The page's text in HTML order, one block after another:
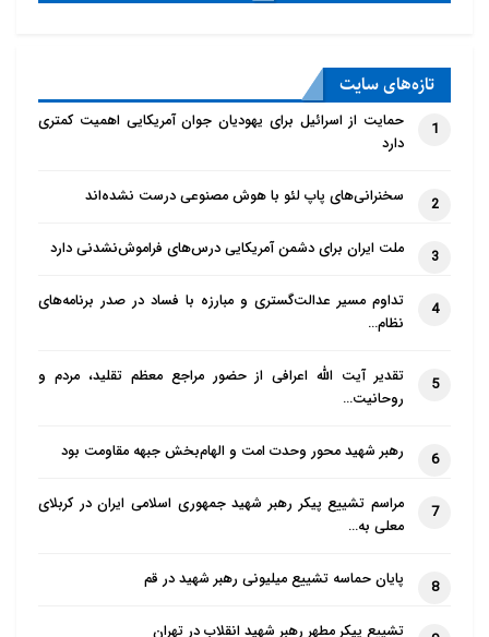
تازه‌‌های سایت
1
حمایت از اسرائیل برای یهودیان جوان آمریکایی اهمیت کمتری
دارد
2 سخنرانی‌های پاپ لئو با هوش مصنوعی درست نشده‌اند
3 ملت ایران برای دشمن آمریکایی درس‌های فراموش‌نشدنی دارد
4
تداوم مسیر عدالت‌گستری و مبارزه با فساد در صدر برنامه‌های
نظام…
5
تقدیر آیت الله اعرافی از حضور مراجع معظم تقلید، مردم و
روحانیت…
6 رهبر شهید محور وحدت امت و الهام‌بخش جبهه مقاومت بود
7
مراسم تشییع پیکر رهبر شهید جمهوری اسلامی ایران در کربلای
معلی به…
8 پایان حماسه تشییع میلیونی رهبر شهید در قم
تشییع پیکر مطهر رهبر شهید انقلاب در تهران